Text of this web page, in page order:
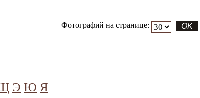
Фотографий на странице:
Э Ю Я